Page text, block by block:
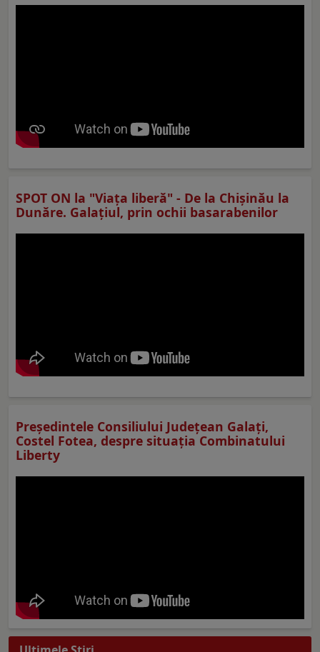
SPOT ON la "Viaţa liberă" - De la Chișinău la
Dunăre. Galațiul, prin ochii basarabenilor
Preşedintele Consiliului Judeţean Galaţi,
Costel Fotea, despre situaţia Combinatului
Liberty